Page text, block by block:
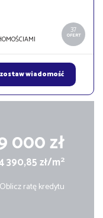
37
OFERT
zostaw wiadomość
000 zł
390,85 zł/m2
Oblicz ratę kredytu